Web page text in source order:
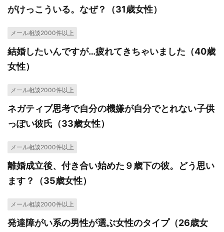
がけっこういる。なぜ？（31歳女性）
メール相談2000件以上
結婚したいんですが…疲れてきちゃいました（40歳
女性）
メール相談2000件以上
ネガティブ思考で自分の機嫌が自分でとれない子供
っぽい彼氏（33歳女性）
メール相談2000件以上
離婚成立後、付き合い始めた９歳下の彼。どう思い
ます？（35歳女性）
メール相談2000件以上
発達障がい系の男性が選ぶ女性のタイプ（26歳女